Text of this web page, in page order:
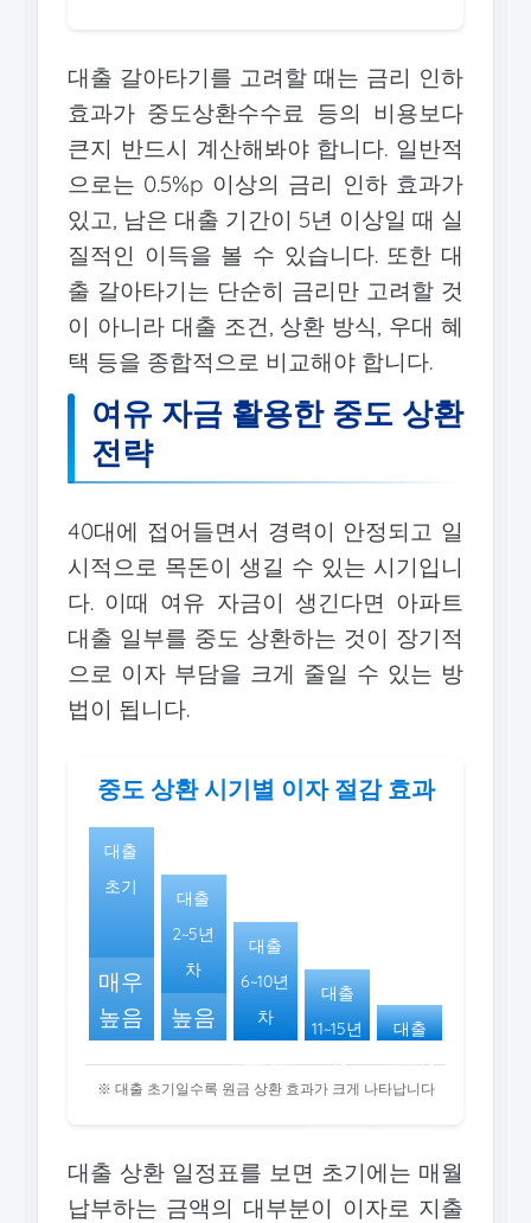
대출 갈아타기를 고려할 때는 금리 인하
효과가 중도상환수수료 등의 비용보다
큰지 반드시 계산해봐야 합니다. 일반적
으로는 0.5%p 이상의 금리 인하 효과가
있고, 남은 대출 기간이 5년 이상일 때 실
질적인 이득을 볼 수 있습니다. 또한 대
출 갈아타기는 단순히 금리만 고려할 것
이 아니라 대출 조건, 상환 방식, 우대 혜
택 등을 종합적으로 비교해야 합니다.
여유 자금 활용한 중도 상환
전략
40대에 접어들면서 경력이 안정되고 일
시적으로 목돈이 생길 수 있는 시기입니
다. 이때 여유 자금이 생긴다면 아파트
대출 일부를 중도 상환하는 것이 장기적
으로 이자 부담을 크게 줄일 수 있는 방
법이 됩니다.
중도 상환 시기별 이자 절감 효과
대출
초기
매우
높음
대출
2~5년
차
높음
대출
6~10년
차
중간
대출
11~15년
차
대출
16년차
~
낮음
※ 대출 초기일수록 원금 상환 효과가 크게 나타납니다
대출 상환 일정표를 보면 초기에는 매월
납부하는 금액의 대부분이 이자로 지출